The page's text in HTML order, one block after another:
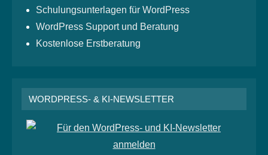
Schulungsunterlagen für WordPress
WordPress Support und Beratung
Kostenlose Erstberatung
WORDPRESS- & KI-NEWSLETTER